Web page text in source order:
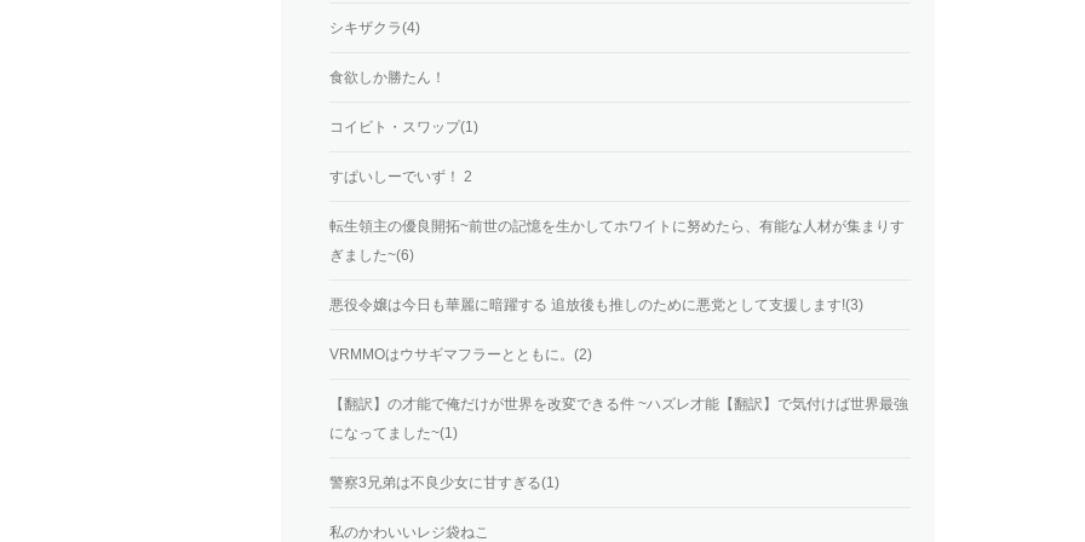
シキザクラ(4)
食欲しか勝たん！
コイビト・スワップ(1)
すぱいしーでいず！ 2
転生領主の優良開拓~前世の記憶を生かしてホワイトに努めたら、有能な人材が集まりす
ぎました~(6)
悪役令嬢は今日も華麗に暗躍する 追放後も推しのために悪党として支援します!(3)
VRMMOはウサギマフラーとともに。(2)
【翻訳】の才能で俺だけが世界を改変できる件 ~ハズレ才能【翻訳】で気付けば世界最強
になってました~(1)
警察3兄弟は不良少女に甘すぎる(1)
私のかわいいレジ袋ねこ